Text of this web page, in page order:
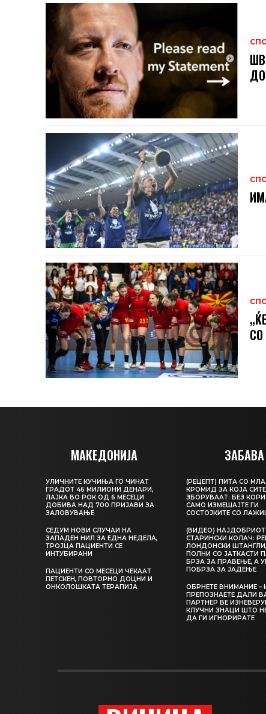
МАКЕДОНИЈА
УЛИЧНИТЕ КУЧИЊА ГО ЧИНАТ
ГРАДОТ 46 МИЛИОНИ ДЕНАРИ,
ЛАЈКА ВО РОК ОД 6 МЕСЕЦИ
ДОБИВА НАД 700 ПРИЈАВИ ЗА
ЗАЛОВУВАЊЕ
СЕДУМ НОВИ СЛУЧАИ НА
ЗАПАДЕН НИЛ ЗА ЕДНА НЕДЕЛА,
ТРОЈЦА ПАЦИЕНТИ СЕ
ИНТУБИРАНИ
ПАЦИЕНТИ СО МЕСЕЦИ ЧЕКААТ
ПЕТСКЕН, ПОВТОРНО ДОЦНИ И
ОНКОЛОШКАТА ТЕРАПИЈА
ЗАБАВА
(РЕЦЕПТ) ПИТА СО
КРОМИД ЗА КОЈА СИТЕ
ЗБОРУВААТ: БЕЗ
САМО ИЗМЕШАЈТЕ ГИ
СОСТОЈКИТЕ СО
(ВИДЕО) НАЈДОБРИОТ
СТАРИНСКИ КОЛАЧ:
ЛОНДОНСКИ
ПОЛНИ СО ЈАТКАСТИ
БРЗА ЗА ПРАВЕЊЕ, А
ПОБРЗА ЗА ЈАДЕЊЕ
ОБРНЕТЕ ВНИМАНИЕ –
ПРЕПОЗНАЕТЕ ДАЛИ
ПАРТНЕР ВЕ
КЛУЧНИ ЗНАЦИ ШТО
ДА ГИ ИГНОРИРАТЕ